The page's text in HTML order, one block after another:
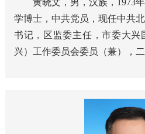
黄晓文，男，汉族，1973年
学博士，中共党员，现任中共
书记，区监委主任，市委大兴
兴）工作委员会委员（兼），二